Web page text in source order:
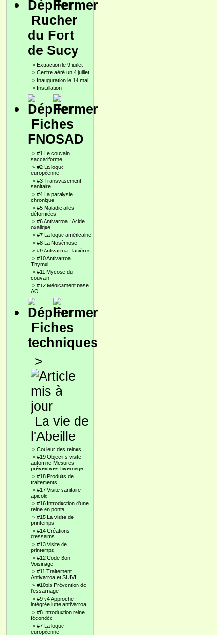
Rucher
du Fort
de Sucy
> Extraction le 9 juillet
> Centre aéré un 4 juillet
> Inauguration le 14 mai
> Installation
Fiches
FNOSAD
> #1 Le couvain
saccariforme
> #2 La loque
européenne
> #3 Transvasement
sanitaire
> #4 La paralysie
chronique
> #5 Maladie ailes
déformées
> #6 Antivarroa : Acide
oxalique
> #7 La loque américaine
> #8 La Nosémose
> #9 Antivarroa : lanières
> #10 Antivarroa :
Thymol
> #11 Mycose du
couvain
> #12 Médicament base
AO
Fiches
techniques
>
La vie de
l'Abeille
> Couleur des reines
> #19 Objectifs visite
automne-Mesures
préventives hivernage
> #18 Produits de
traitements
> #17 Visite sanitaire
apicole
> #16 Introduction d'une
reine en ponte
> #15 La visite de
printemps
> #14 Créations
d'essaims
> #13 Visite de
printemps
> #12 Code Bon
Voisinage
> #11 Traitement
Antivarroa et SUIVI
> #10bis Prévention de
l'essaimage
> #9 v4 Approche
intégrée lutte antiVarroa
> #8 Introduction reine
fécondée
> #7 La loque
européenne